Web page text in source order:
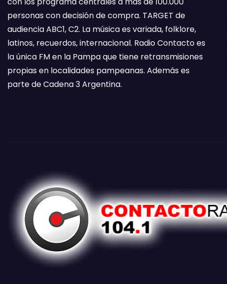
personas con decisión de compra. TARGET de
audiencia ABC1, C2. La música es variada, folklore,
latinos, recuerdos, internacional. Radio Contacto es
la única FM en la Pampa que tiene retransmisiones
propias en localidades pampeanas. Además es
parte de Cadena 3 Argentina.